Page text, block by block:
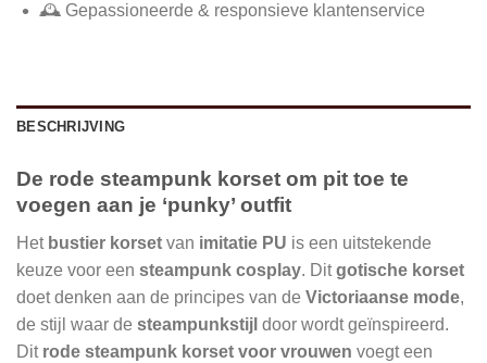
🕰️ Gepassioneerde & responsieve klantenservice
BESCHRIJVING
De rode steampunk korset om pit toe te
voegen aan je ‘punky’ outfit
Het bustier korset van imitatie PU is een uitstekende
keuze voor een steampunk cosplay. Ditgotische korset
doet denken aan de principes van de Victoriaanse mode,
de stijl waar de steampunkstijl door wordt geïnspireerd.
Dit rode steampunk korset voor vrouwen voegt een